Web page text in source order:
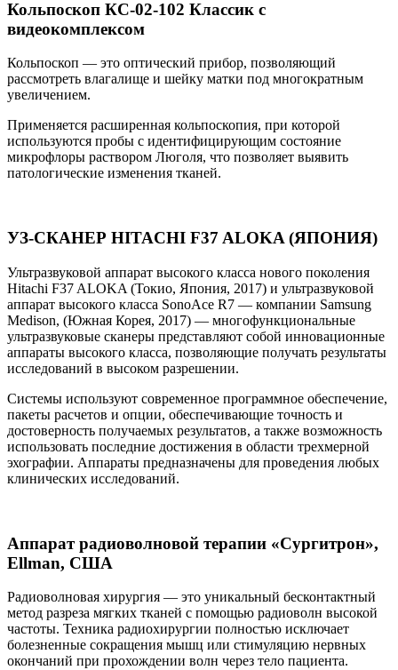
Кольпоскоп КС-02-102 Классик с
видеокомплексом
Кольпоскоп — это оптический прибор, позволяющий
рассмотреть влагалище и шейку матки под многократным
увеличением.
Применяется расширенная кольпоскопия, при которой
используются пробы с идентифицирующим состояние
микрофлоры раствором Люголя, что позволяет выявить
патологические изменения тканей.
УЗ-СКАНЕР HITACHI F37 ALOKA (ЯПОНИЯ)
Ультразвуковой аппарат высокого класса нового поколения
Hitachi F37 ALOKA (Токио, Япония, 2017) и ультразвуковой
аппарат высокого класса SonoAce R7 — компании Samsung
Medison, (Южная Корея, 2017) — многофункциональные
ультразвуковые сканеры представляют собой инновационные
аппараты высокого класса, позволяющие получать результаты
исследований в высоком разрешении.
Системы используют современное программное обеспечение,
пакеты расчетов и опции, обеспечивающие точность и
достоверность получаемых результатов, а также возможность
использовать последние достижения в области трехмерной
эхографии. Аппараты предназначены для проведения любых
клинических исследований.
Аппарат радиоволновой терапии «Сургитрон»,
Ellman, США
Радиоволновая хирургия — это уникальный бесконтактный
метод разреза мягких тканей с помощью радиоволн высокой
частоты. Техника радиохирургии полностью исключает
болезненные сокращения мышц или стимуляцию нервных
окончаний при прохождении волн через тело пациента.